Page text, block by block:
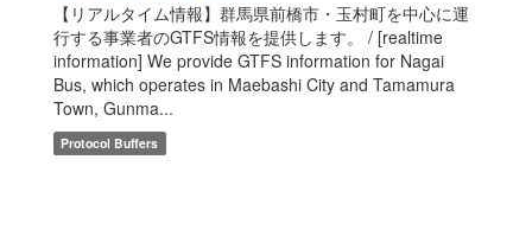
【リアルタイム情報】群馬県前橋市・玉村町を中心に運
行する事業者のGTFS情報を提供します。 / [realtime
information] We provide GTFS information for Nagai
Bus, which operates in Maebashi City and Tamamura
Town, Gunma...
Protocol Buffers